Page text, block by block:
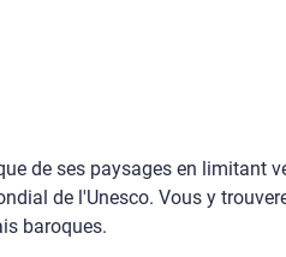
de ses paysages en limitant
de l'Unesco. Vous y
baroques.